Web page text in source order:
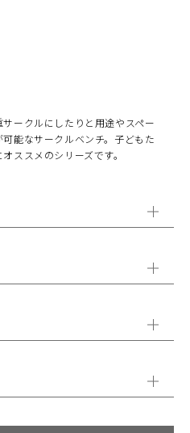
ークルにしたりと用途やスペー
能なサークルベンチ。子どもた
ススメのシリーズです。